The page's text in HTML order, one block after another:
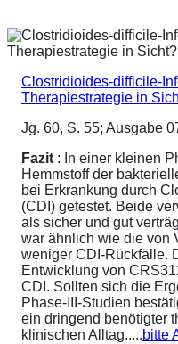
Clostridioides-difficile-
Therapiestrategie in
Jg. 60, S. 55; Ausgabe
Fazit : In einer kleinen
Hemmstoff der
bei Erkrankung durch
(CDI) getestet. Beide
als sicher und gut
war ähnlich wie die von
weniger CDI-Rückfälle.
Entwicklung von
CDI. Sollten sich die
Phase-III-Studien
ein dringend benötigter
klinischen Alltag.....bitte